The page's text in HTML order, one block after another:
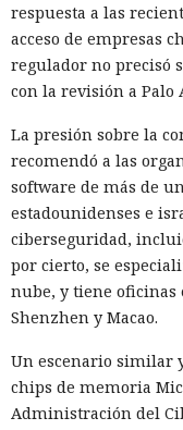
respuesta a las
acceso de empresas
regulador no precisó
con la revisión a Palo
La presión sobre la
recomendó a las
software de más de
estadounidenses e
ciberseguridad,
por cierto, se
nube, y tiene oficinas
Shenzhen y Macao.
Un escenario similar
chips de memoria
Administración del